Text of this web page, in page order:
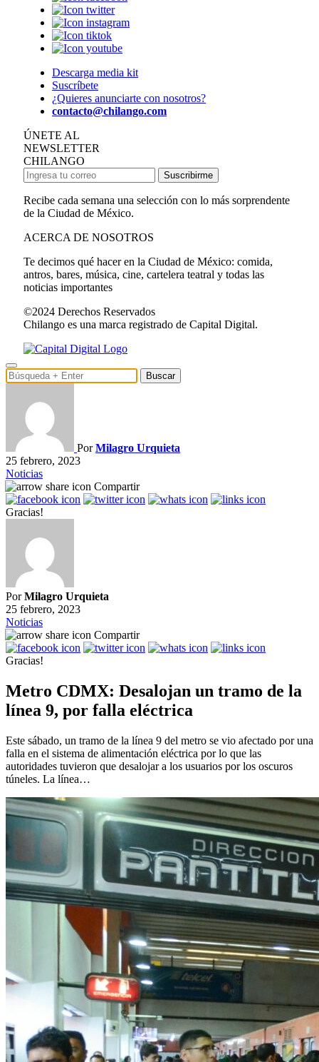
Descarga media kit
Suscríbete
¿Quieres anunciarte con nosotros?
contacto@chilango.com
ÚNETE AL
NEWSLETTER
CHILANGO
Suscribirme
Recibe cada semana una selección con lo más sorprendente
de la Ciudad de México.
ACERCA DE NOSOTROS
Te decimos qué hacer en la Ciudad de México: comida,
antros, bares, música, cine, cartelera teatral y todas las
noticias importantes
©2024 Derechos Reservados
Chilango es una marca registrado de Capital Digital.
Buscar
PorMilagro Urquieta
25 febrero, 2023
Noticias
Compartir
Gracias!
PorMilagro Urquieta
25 febrero, 2023
Noticias
Compartir
Gracias!
Metro CDMX: Desalojan un tramo de la
línea 9, por falla eléctrica
Este sábado, un tramo de la línea 9 del metro se vio afectado por una
falla en el sistema de alimentación eléctrica por lo que las
autoridades tuvieron que desalojar a los usuarios por los oscuros
túneles. La línea…